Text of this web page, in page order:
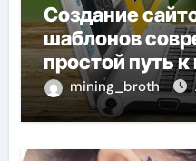
Создание
шаблонов
простой путь
веб-mining_broth